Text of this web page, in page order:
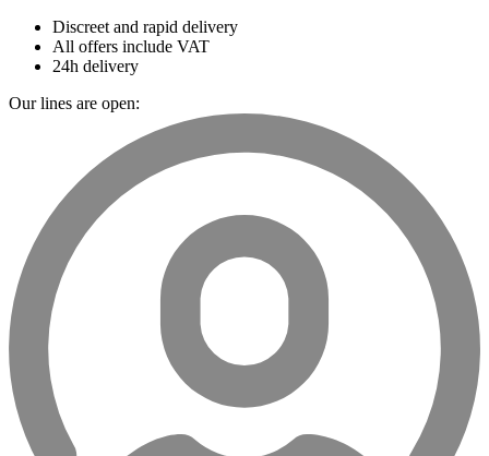
Discreet and rapid delivery
All offers include VAT
24h delivery
Our lines are open: